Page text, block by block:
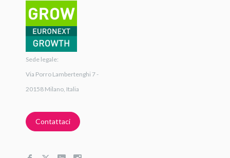
Sede legale:
Via Porro Lambertenghi 7 -
20158 Milano, Italia
Contattaci